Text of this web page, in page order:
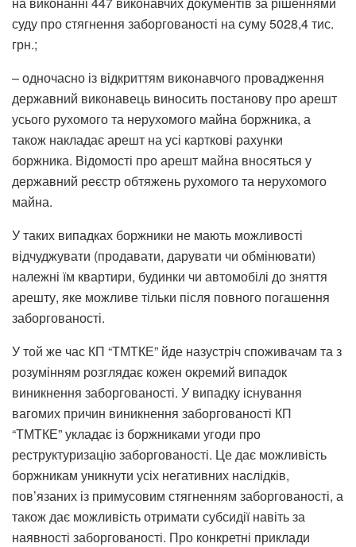
суду про стягнення заборгованості на суму 5028,4 тис.
грн.;
– одночасно із відкриттям виконавчого провадження
державний виконавець виносить постанову про арешт
усього рухомого та нерухомого майна боржника, а
також накладає арешт на усі карткові рахунки
боржника. Відомості про арешт майна вносяться у
державний реєстр обтяжень рухомого та нерухомого
майна.
У таких випадках боржники не мають можливості
відчуджувати (продавати, дарувати чи обмінювати)
належні їм квартири, будинки чи автомобілі до зняття
арешту, яке можливе тільки після повного погашення
заборгованості.
У той же час КП “ТМТКЕ” йде назустріч споживачам та з
розумінням розглядає кожен окремий випадок
виникнення заборгованості. У випадку існування
вагомих причин виникнення заборгованості КП
“ТМТКЕ” укладає із боржниками угоди про
реструктуризацію заборгованості. Це дає можливість
боржникам уникнути усіх негативних наслідків,
пов’язаних із примусовим стягненням заборгованості, а
також дає можливість отримати субсидії навіть за
наявності заборгованості. Про конкретні приклади